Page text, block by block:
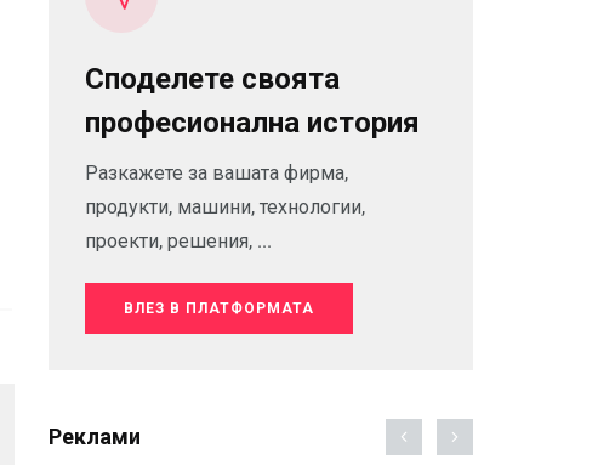
Споделете своята
професионална история
Разкажете за вашата фирма,
продукти, машини, технологии,
проекти, решения, ...
ВЛЕЗ В ПЛАТФОРМАТА
Реклами